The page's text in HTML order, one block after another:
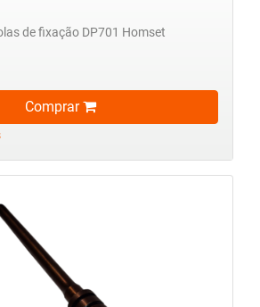
de fixação DP701 Homset
Comprar